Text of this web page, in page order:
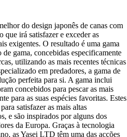
do design japonês de canas com
que irá satisfazer e exceder as
exigentes. O resultado é uma gama
de gama, concebidas especificamente
utilizando as mais recentes técnicas
em predadores, a gama de
perfeita para si. A gama inclui
concebidos para pescar as mais
para as suas espécies favoritas. Estes
satisfazer as mais altas
e são inspirados por alguns dos
da Europa. Graças à tecnologia
as Yasei LTD têm uma das acções